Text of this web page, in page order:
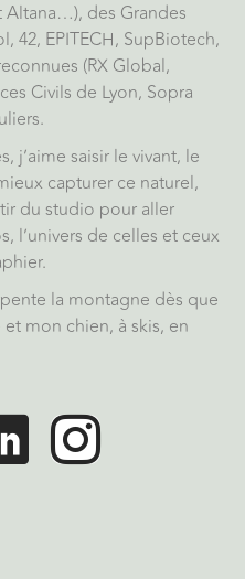
des Grandes
42, EPITECH, SupBiotech,
(RX Global,
Civils de Lyon, Sopra
j’aime saisir le vivant, le
capturer ce naturel,
du studio pour aller
l’univers de celles et ceux
la montagne dès que
mon chien, à skis, en